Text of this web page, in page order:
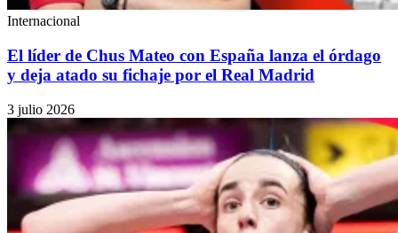
Internacional
El líder de Chus Mateo con España lanza el órdago
y deja atado su fichaje por el Real Madrid
3 julio 2026